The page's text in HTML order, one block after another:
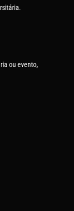
ou evento,